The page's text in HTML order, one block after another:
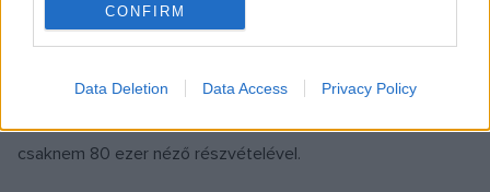
CONFIRM
Data Deletion Data Access Privacy Policy
a Vándorszínház alprogram is, amelyek célja 400 településre
amelyek korábban nem vettek részt a programban. Az
előző évadban 742 előadás valósult meg 367 településen,
csaknem 80 ezer néző részvételével.